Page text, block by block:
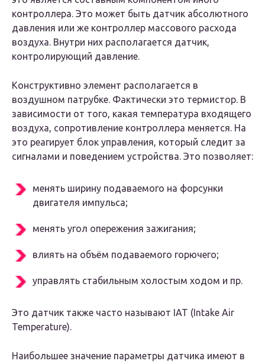
контроллера. Это может быть датчик абсолютного
давления или же контроллер массового расхода
воздуха. Внутри них располагается датчик,
контролирующий давление.
Конструктивно элемент располагается в
воздушном патрубке. Фактически это термистор. В
зависимости от того, какая температура входящего
воздуха, сопротивление контроллера меняется. На
это реагирует блок управления, который следит за
сигналами и поведением устройства. Это позволяет:
менять ширину подаваемого на форсунки
двигателя импульса;
менять угол опережения зажигания;
влиять на объём подаваемого горючего;
управлять стабильным холостым ходом и пр.
Это датчик также часто называют IAT (Intake Air
Temperature).
Наибольшее значение параметры датчика имеют в